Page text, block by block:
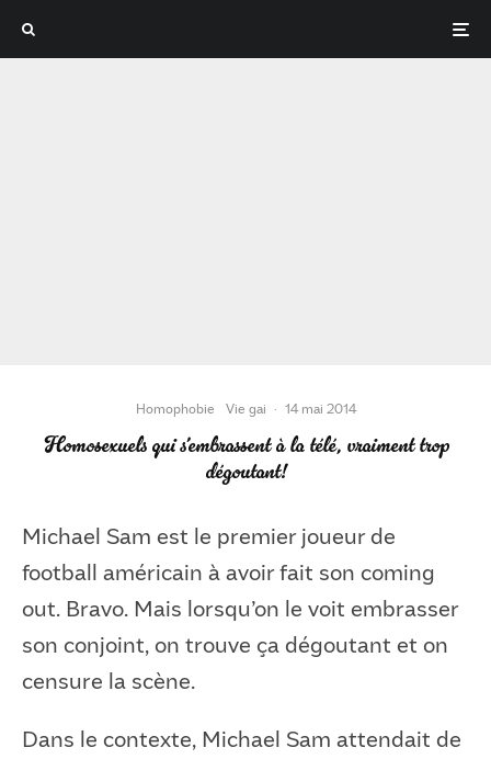
Homophobie Vie gai · 14 mai 2014
Homosexuels qui s’embrassent à la télé, vraiment trop
dégoutant!
Michael Sam est le premier joueur de
football américain à avoir fait son coming
out. Bravo. Mais lorsqu’on le voit embrasser
son conjoint, on trouve ça dégoutant et on
censure la scène.
Dans le contexte, Michael Sam attendait de